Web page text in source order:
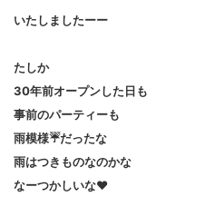
いたしましたーー
たしか
30年前オープンした日も
事前のパーティーも
雨模様☔だったな
雨はつきものなのかな
なーつかしいな❤️